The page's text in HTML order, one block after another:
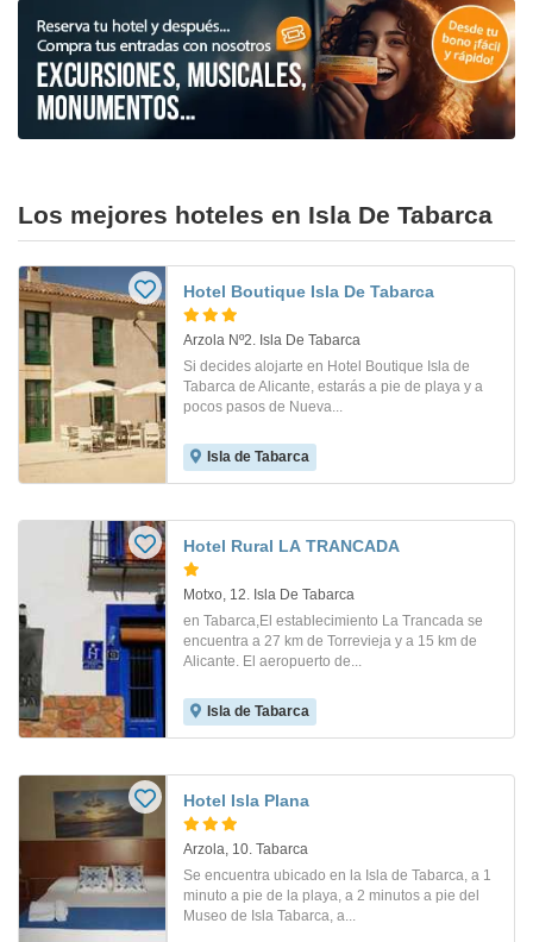
Los mejores hoteles en Isla De Tabarca
Hotel Boutique Isla De Tabarca
Arzola Nº2. Isla De Tabarca
Si decides alojarte en Hotel Boutique Isla de
Tabarca de Alicante, estarás a pie de playa y a
pocos pasos de Nueva...
Isla de Tabarca
Hotel Rural LA TRANCADA
Motxo, 12. Isla De Tabarca
en Tabarca,El establecimiento La Trancada se
encuentra a 27 km de Torrevieja y a 15 km de
Alicante. El aeropuerto de...
Isla de Tabarca
Hotel Isla Plana
Arzola, 10. Tabarca
Se encuentra ubicado en la Isla de Tabarca, a 1
minuto a pie de la playa, a 2 minutos a pie del
Museo de Isla Tabarca, a...